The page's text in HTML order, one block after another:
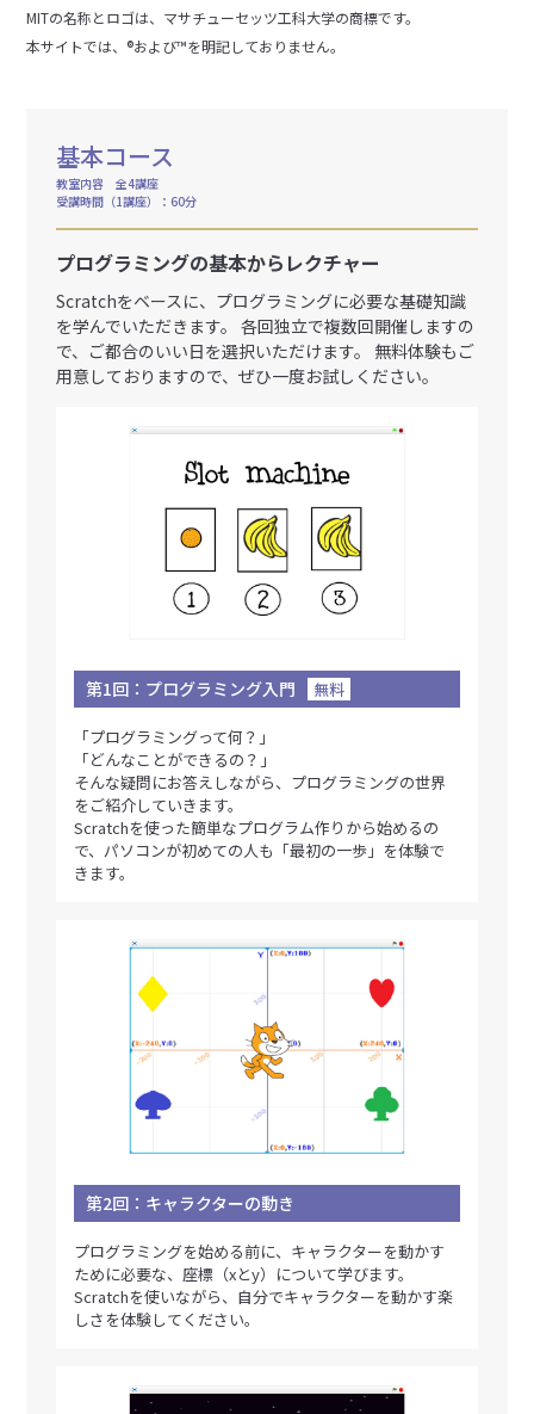
MITの名称とロゴは、マサチューセッツ工科大学の商標です。
本サイトでは、®および™を明記しておりません。
基本コース
教室内容 全4講座
受講時間（1講座）：60分
プログラミングの基本からレクチャー
Scratchをベースに、プログラミングに必要な基礎知識
を学んでいただきます。 各回独立で複数回開催しますの
で、ご都合のいい日を選択いただけます。 無料体験もご
用意しておりますので、ぜひ一度お試しください。
第1回：プログラミング入門 無料
「プログラミングって何？」
「どんなことができるの？」
そんな疑問にお答えしながら、プログラミングの世界
をご紹介していきます。
Scratchを使った簡単なプログラム作りから始めるの
で、パソコンが初めての人も「最初の一歩」を体験で
きます。
第2回：キャラクターの動き
プログラミングを始める前に、キャラクターを動かす
ために必要な、座標（xとy）について学びます。
Scratchを使いながら、自分でキャラクターを動かす楽
しさを体験してください。